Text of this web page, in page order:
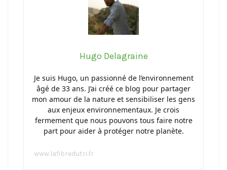
Hugo Delagraine
Je suis Hugo, un passionné de l’environnement
âgé de 33 ans. J’ai créé ce blog pour partager
mon amour de la nature et sensibiliser les gens
aux enjeux environnementaux. Je crois
fermement que nous pouvons tous faire notre
part pour aider à protéger notre planète.
www.lafibredutri.fr